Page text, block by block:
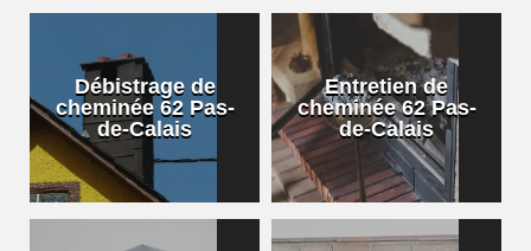
Débistrage de
cheminée 62 Pas-
de-Calais
Entretien de
cheminée 62 Pas-
de-Calais